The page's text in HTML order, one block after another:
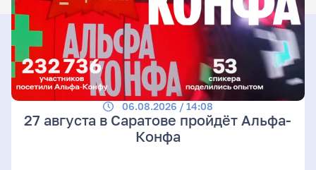
06.08.2026 / 14:08
27 августа в Саратове пройдёт Альфа-
Конфа